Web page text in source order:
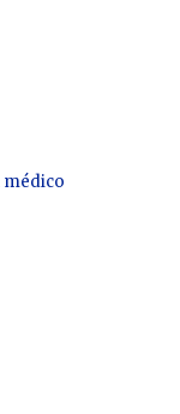
médico